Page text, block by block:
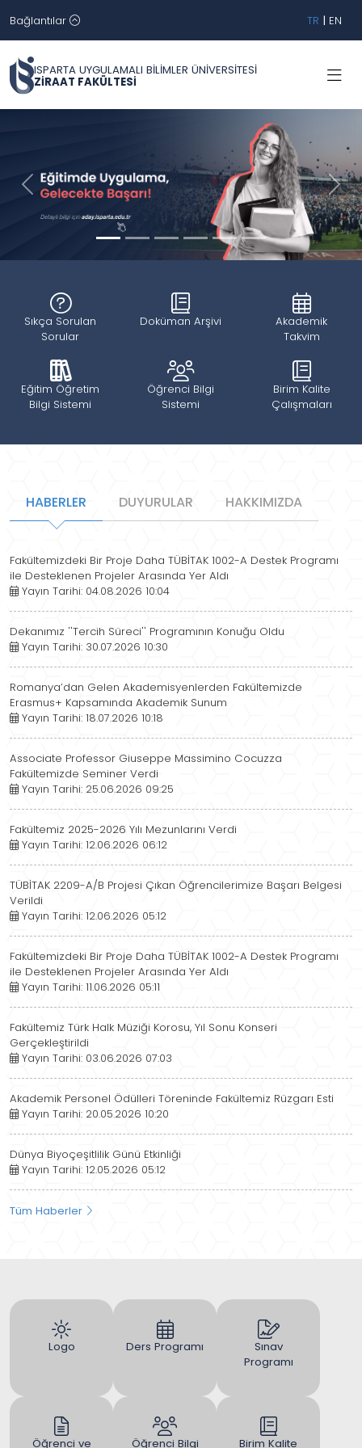
Bağlantılar TR | EN
ISPARTA UYGULAMALI BİLİMLER ÜNİVERSİTESİ
ZİRAAT FAKÜLTESİ
Geri İleri
Sıkça Sorulan
Sorular
Doküman Arşivi
Akademik
Takvim
Eğitim Öğretim
Bilgi Sistemi
Öğrenci Bilgi
Sistemi
Birim Kalite
Çalışmaları
HABERLER DUYURULAR HAKKIMIZDA
Fakültemizdeki Bir Proje Daha TÜBİTAK 1002-A Destek Programı
ile Desteklenen Projeler Arasında Yer Aldı
Yayın Tarihi: 04.08.2026 10:04
Dekanımız ''Tercih Süreci'' Programının Konuğu Oldu
Yayın Tarihi: 30.07.2026 10:30
Romanya’dan Gelen Akademisyenlerden Fakültemizde
Erasmus+ Kapsamında Akademik Sunum
Yayın Tarihi: 18.07.2026 10:18
Associate Professor Giuseppe Massimino Cocuzza
Fakültemizde Seminer Verdi
Yayın Tarihi: 25.06.2026 09:25
Fakültemiz 2025-2026 Yılı Mezunlarını Verdi
Yayın Tarihi: 12.06.2026 06:12
TÜBİTAK 2209-A/B Projesi Çıkan Öğrencilerimize Başarı Belgesi
Verildi
Yayın Tarihi: 12.06.2026 05:12
Fakültemizdeki Bir Proje Daha TÜBİTAK 1002-A Destek Programı
ile Desteklenen Projeler Arasında Yer Aldı
Yayın Tarihi: 11.06.2026 05:11
Fakültemiz Türk Halk Müziği Korosu, Yıl Sonu Konseri
Gerçekleştirildi
Yayın Tarihi: 03.06.2026 07:03
Akademik Personel Ödülleri Töreninde Fakültemiz Rüzgarı Esti
Yayın Tarihi: 20.05.2026 10:20
Dünya Biyoçeşitlilik Günü Etkinliği
Yayın Tarihi: 12.05.2026 05:12
Tüm Haberler
Logo Ders Programı
Sınav
Programı
Öğrenci ve Öğrenci Bilgi Birim Kalite